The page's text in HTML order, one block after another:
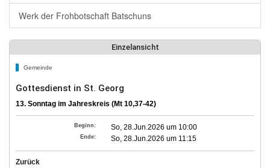
Werk der Frohbotschaft Batschuns
Einzelansicht
Gemeinde
Gottesdienst in St. Georg
13. Sonntag im Jahreskreis (Mt 10,37-42)
Beginn: So, 28.Jun.2026 um 10:00
Ende: So, 28.Jun.2026 um 11:15
Zurück